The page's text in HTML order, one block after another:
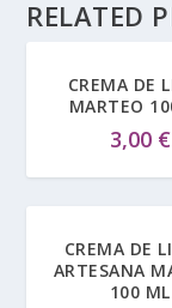
RELATED
CREMA DE
MARTEO
3,00 €
CREMA DE
ARTESANA
100 ML